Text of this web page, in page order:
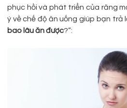
phục hồi và phát triển của răng
ý về chế độ ăn uống giúp bạn trả
bao lâu ăn được?”: